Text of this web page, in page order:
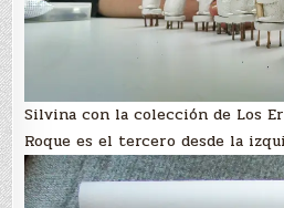
Silvina con la colección de Los
Roque es el tercero desde la